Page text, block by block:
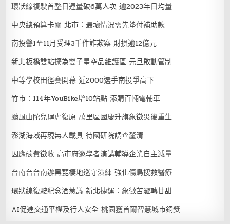
環狀線復駛首整日運量破6萬人次 逾2023年日均量
中央總預算卡關 北市：最壞情況需先墊付補助款
南投警1至11月受理3千件詐欺案 財損逾12億元
新北板橋雙站擴為雙子星空品維護區 元旦啟動管制
中等學校田徑賽開幕 近2000選手南投爭高下
竹市：114年YouBike增10站點 添購百輛電輔車
颱風山陀兒肆虐復原 萬里區國慶升旗象徵災後重生
澎湖海域再現無人載具 待國研院調查釐清
因應碳費徵收 高市府邀學者演講輔導企業自主減量
台南台台南辦黑琵棲地巡守演練 強化傷鳥搜救醫療
環狀線復駛紀念酒惹議 新北捷運：象徵苦澀轉甘甜
AI促進交通平權及行人安全 桃園獲首爾智慧城市銅獎